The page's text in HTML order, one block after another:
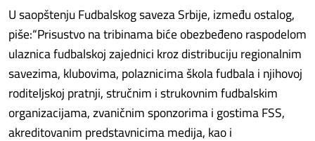
U saopštenju Fudbalskog saveza Srbije, između ostalog,
piše:“Prisustvo na tribinama biće obezbeđeno raspodelom
ulaznica fudbalskoj zajednici kroz distribuciju regionalnim
savezima, klubovima, polaznicima škola fudbala i njihovoj
roditeljskoj pratnji, stručnim i strukovnim fudbalskim
organizacijama, zvaničnim sponzorima i gostima FSS,
akreditovanim predstavnicima medija, kao i